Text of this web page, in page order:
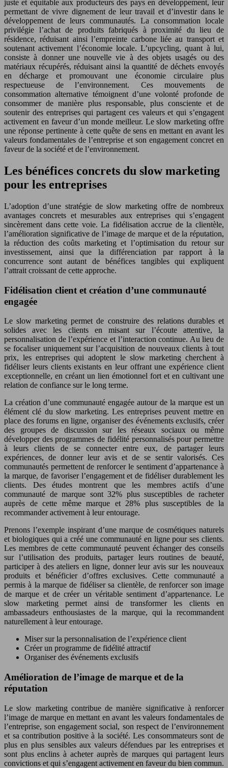
juste et équitable aux producteurs des pays en développement, leur
permettant de vivre dignement de leur travail et d’investir dans le
développement de leurs communautés. La consommation locale
privilégie l’achat de produits fabriqués à proximité du lieu de
résidence, réduisant ainsi l’empreinte carbone liée au transport et
soutenant activement l’économie locale. L’upcycling, quant à lui,
consiste à donner une nouvelle vie à des objets usagés ou des
matériaux récupérés, réduisant ainsi la quantité de déchets envoyés
en décharge et promouvant une économie circulaire plus
respectueuse de l’environnement. Ces mouvements de
consommation alternative témoignent d’une volonté profonde de
consommer de manière plus responsable, plus consciente et de
soutenir des entreprises qui partagent ces valeurs et qui s’engagent
activement en faveur d’un monde meilleur. Le slow marketing offre
une réponse pertinente à cette quête de sens en mettant en avant les
valeurs fondamentales de l’entreprise et son engagement concret en
faveur de la société et de l’environnement.
Les bénéfices concrets du slow marketing
pour les entreprises
L’adoption d’une stratégie de slow marketing offre de nombreux
avantages concrets et mesurables aux entreprises qui s’engagent
sincèrement dans cette voie. La fidélisation accrue de la clientèle,
l’amélioration significative de l’image de marque et de la réputation,
la réduction des coûts marketing et l’optimisation du retour sur
investissement, ainsi que la différenciation par rapport à la
concurrence sont autant de bénéfices tangibles qui expliquent
l’attrait croissant de cette approche.
Fidélisation client et création d’une communauté
engagée
Le slow marketing permet de construire des relations durables et
solides avec les clients en misant sur l’écoute attentive, la
personnalisation de l’expérience et l’interaction continue. Au lieu de
se focaliser uniquement sur l’acquisition de nouveaux clients à tout
prix, les entreprises qui adoptent le slow marketing cherchent à
fidéliser leurs clients existants en leur offrant une expérience client
exceptionnelle, en créant un lien émotionnel fort et en cultivant une
relation de confiance sur le long terme.
La création d’une communauté engagée autour de la marque est un
élément clé du slow marketing. Les entreprises peuvent mettre en
place des forums en ligne, organiser des événements exclusifs, créer
des groupes de discussion sur les réseaux sociaux ou même
développer des programmes de fidélité personnalisés pour permettre
à leurs clients de se connecter entre eux, de partager leurs
expériences, de donner leur avis et de se sentir valorisés. Ces
communautés permettent de renforcer le sentiment d’appartenance à
la marque, de favoriser l’engagement et de fidéliser durablement les
clients. Des études montrent que les membres actifs d’une
communauté de marque sont 32% plus susceptibles de racheter
auprès de cette même marque et 28% plus susceptibles de la
recommander activement à leur entourage.
Prenons l’exemple inspirant d’une marque de cosmétiques naturels
et biologiques qui a créé une communauté en ligne pour ses clients.
Les membres de cette communauté peuvent échanger des conseils
sur l’utilisation des produits, partager leurs routines de beauté,
participer à des ateliers en ligne, donner leur avis sur les nouveaux
produits et bénéficier d’offres exclusives. Cette communauté a
permis à la marque de fidéliser sa clientèle, de renforcer son image
de marque et de créer un véritable sentiment d’appartenance. Le
slow marketing permet ainsi de transformer les clients en
ambassadeurs enthousiastes de la marque, qui la recommandent
naturellement à leur entourage.
Miser sur la personnalisation de l’expérience client
Créer un programme de fidélité attractif
Organiser des événements exclusifs
Amélioration de l’image de marque et de la
réputation
Le slow marketing contribue de manière significative à renforcer
l’image de marque en mettant en avant les valeurs fondamentales de
l’entreprise, son engagement social, son respect de l’environnement
et sa contribution positive à la société. Les consommateurs sont de
plus en plus sensibles aux valeurs défendues par les entreprises et
sont plus enclins à acheter auprès de marques qui partagent leurs
convictions et qui s’engagent activement en faveur du bien commun.